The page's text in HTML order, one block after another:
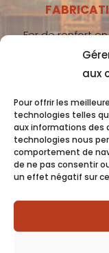
aux
Pour offrir les
technologies telles
aux informations des
technologies nous
comportement de
de ne pas consentir
un effet négatif sur
Fer de renfort
Métallerie
Métallerie
Métallerie
Coquet 2022